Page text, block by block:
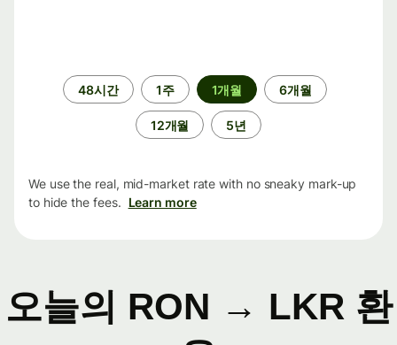
48시간 1주 1개월 6개월
12개월 5년
We use the real, mid-market rate with no sneaky mark-up
to hide the fees. Learn more
오늘의 RON → LKR 환